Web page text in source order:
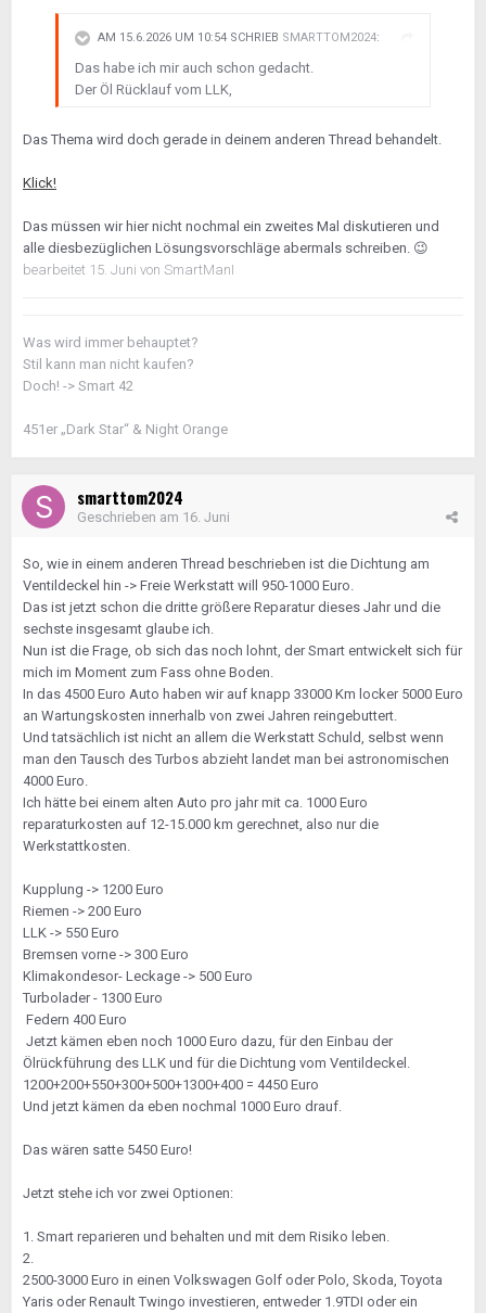
AM 15.6.2026 UM 10:54 SCHRIEB SMARTTOM2024:
Das habe ich mir auch schon gedacht.
Der Öl Rücklauf vom LLK,
Das Thema wird doch gerade in deinem anderen Thread behandelt.
Klick!
Das müssen wir hier nicht nochmal ein zweites Mal diskutieren und
alle diesbezüglichen Lösungsvorschläge abermals schreiben. 😉
bearbeitet 15. Juni von SmartManI
Was wird immer behauptet?
Stil kann man nicht kaufen?
Doch! -> Smart 42
451er „Dark Star“ & Night Orange
smarttom2024
Geschrieben am 16. Juni
So, wie in einem anderen Thread beschrieben ist die Dichtung am
Ventildeckel hin -> Freie Werkstatt will 950-1000 Euro.
Das ist jetzt schon die dritte größere Reparatur dieses Jahr und die
sechste insgesamt glaube ich.
Nun ist die Frage, ob sich das noch lohnt, der Smart entwickelt sich für
mich im Moment zum Fass ohne Boden.
In das 4500 Euro Auto haben wir auf knapp 33000 Km locker 5000 Euro
an Wartungskosten innerhalb von zwei Jahren reingebuttert.
Und tatsächlich ist nicht an allem die Werkstatt Schuld, selbst wenn
man den Tausch des Turbos abzieht landet man bei astronomischen
4000 Euro.
Ich hätte bei einem alten Auto pro jahr mit ca. 1000 Euro
reparaturkosten auf 12-15.000 km gerechnet, also nur die
Werkstattkosten.
Kupplung -> 1200 Euro
Riemen -> 200 Euro
LLK -> 550 Euro
Bremsen vorne -> 300 Euro
Klimakondesor- Leckage -> 500 Euro
Turbolader - 1300 Euro
Federn 400 Euro
Jetzt kämen eben noch 1000 Euro dazu, für den Einbau der
Ölrückführung des LLK und für die Dichtung vom Ventildeckel.
1200+200+550+300+500+1300+400 = 4450 Euro
Und jetzt kämen da eben nochmal 1000 Euro drauf.
Das wären satte 5450 Euro!
Jetzt stehe ich vor zwei Optionen:
1. Smart reparieren und behalten und mit dem Risiko leben.
2.
2500-3000 Euro in einen Volkswagen Golf oder Polo, Skoda, Toyota
Yaris oder Renault Twingo investieren, entweder 1.9TDI oder ein